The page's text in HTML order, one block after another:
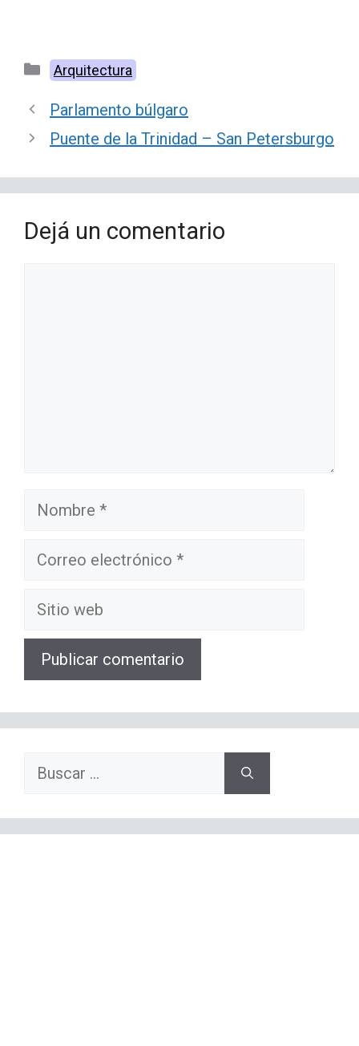
Categorías
Arquitectura
Parlamento búlgaro
Puente de la Trinidad – San Petersburgo
Dejá un comentario
Nombre
Correo
Sitio
Buscar: